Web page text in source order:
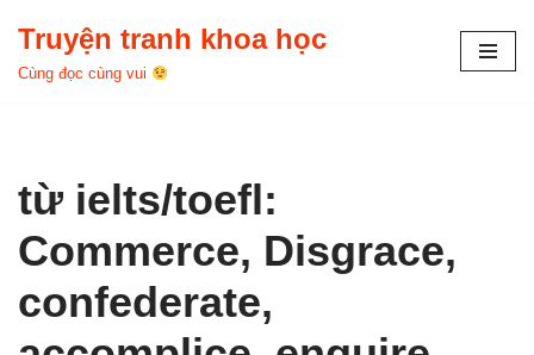
Chuyển
Truyện tranh khoa học
Cùng đọc cùng vui
từ ielts/toefl:
Commerce, Disgrace,
confederate,